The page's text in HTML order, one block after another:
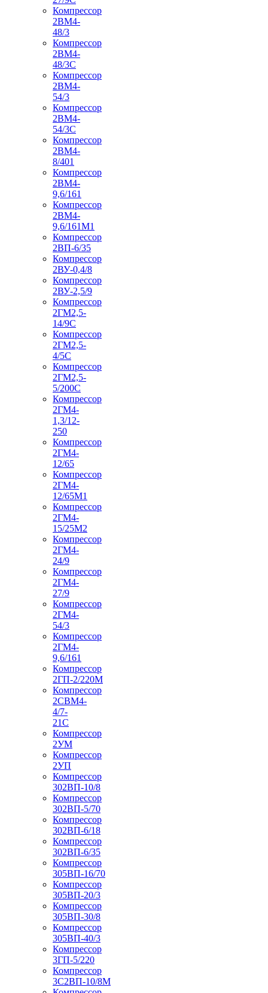
Компрессор
2ВМ4-
48/3
Компрессор
2ВМ4-
48/3С
Компрессор
2ВМ4-
54/3
Компрессор
2ВМ4-
54/3С
Компрессор
2ВМ4-
8/401
Компрессор
2ВМ4-
9,6/161
Компрессор
2ВМ4-
9,6/161М1
Компрессор
2ВП-6/35
Компрессор
2ВУ-0,4/8
Компрессор
2ВУ-2,5/9
Компрессор
2ГМ2,5-
14/9С
Компрессор
2ГМ2,5-
4/5С
Компрессор
2ГМ2,5-
5/200С
Компрессор
2ГМ4-
1,3/12-
250
Компрессор
2ГМ4-
12/65
Компрессор
2ГМ4-
12/65М1
Компрессор
2ГМ4-
15/25М2
Компрессор
2ГМ4-
24/9
Компрессор
2ГМ4-
27/9
Компрессор
2ГМ4-
54/3
Компрессор
2ГМ4-
9,6/161
Компрессор
2ГП-2/220М
Компрессор
2СВМ4-
4/7-
21С
Компрессор
2УМ
Компрессор
2УП
Компрессор
302ВП-10/8
Компрессор
302ВП-5/70
Компрессор
302ВП-6/18
Компрессор
302ВП-6/35
Компрессор
305ВП-16/70
Компрессор
305ВП-20/3
Компрессор
305ВП-30/8
Компрессор
305ВП-40/3
Компрессор
3ГП-5/220
Компрессор
3С2ВП-10/8М